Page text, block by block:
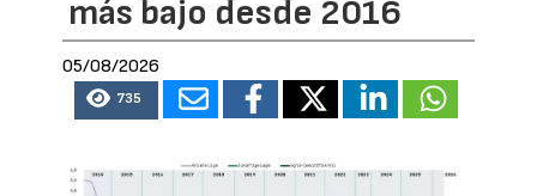
más bajo desde 2016
05/08/2026
735